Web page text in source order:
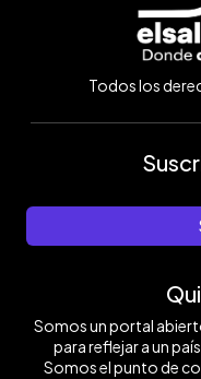
Todos los
Somos un portal
para reflejar a un
Somos el punto de